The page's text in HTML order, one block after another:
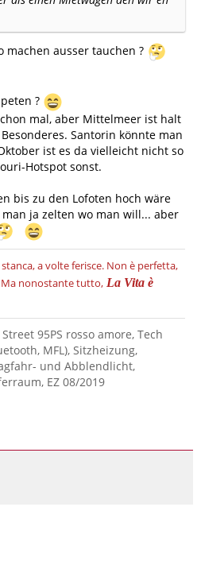
machen ausser tauchen ?
?
mal, aber Mittelmeer ist halt
Santorin könnte man
ist es da vielleicht nicht so
Hotspot sonst.
bis zu den Lofoten hoch wäre
ja zelten wo man will... aber
a volte ferisce. Non è perfetta,
Ma nonostante tutto, La Vita è
95PS rosso amore, Tech
MFL), Sitzheizung,
und Abblendlicht,
EZ 08/2019